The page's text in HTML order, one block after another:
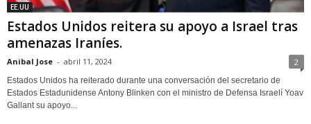
EE.UU
Estados Unidos reitera su apoyo a Israel tras
amenazas Iraníes.
Anibal Jose - abril 11, 2024 2
Estados Unidos ha reiterado durante una conversación del secretario de
Estados Estadunidense Antony Blinken con el ministro de Defensa Israelí Yoav
Gallant su apoyo...